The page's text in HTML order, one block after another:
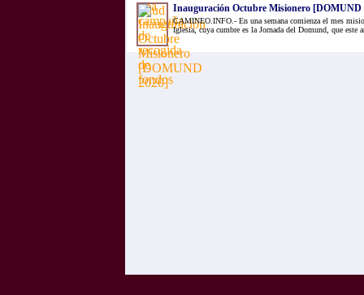
Inauguración Octubre Misionero [DOMUND
CAMINEO.INFO.- En una semana comienza el mes
Iglesia, cuya cumbre es la Jornada del Domund, que este